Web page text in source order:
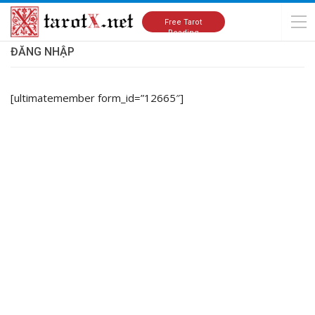
Free Tarot
Reading
Home Đăng nhập
ĐĂNG NHẬP
[ultimatemember form_id=”12665″]